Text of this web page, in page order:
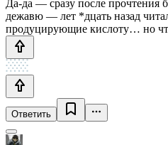
Да-да — сразу после прочтения
дежавю — лет *дцать назад
продуцирующие кислоту… но
Ответить